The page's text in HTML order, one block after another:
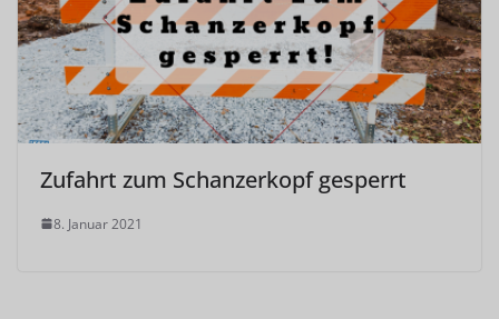
Zufahrt zum Schanzerkopf gesperrt
8. Januar 2021